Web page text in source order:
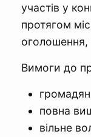
участів у
протягом
оголошення,
Вимоги до
повна
вільне